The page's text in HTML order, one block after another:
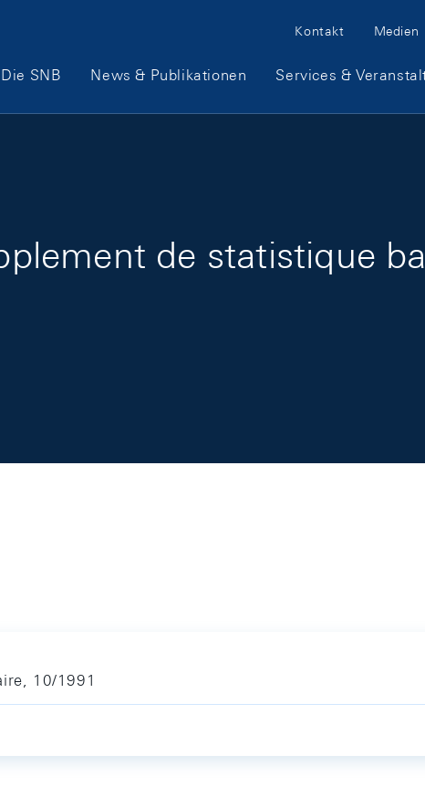
Meta Navigation
Kontakt Medien
Hauptnavigation
Die SNB News & Publikationen Services &
de statistique
10/1991